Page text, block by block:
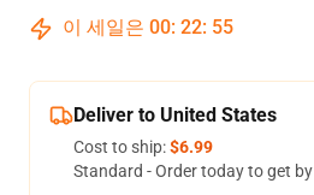
이 세일은 00: 22: 54
Deliver to United States
Cost to ship:$6.99
Standard - Order today to get by